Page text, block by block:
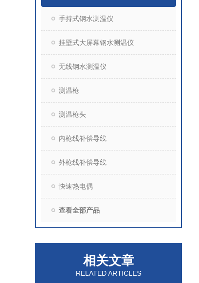
手持式钢水测温仪
挂壁式大屏幕钢水测温仪
无线钢水测温仪
测温枪
测温枪头
内枪线补偿导线
外枪线补偿导线
快速热电偶
查看全部产品
相关文章
RELATED ARTICLES